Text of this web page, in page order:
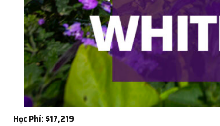
Học Phí: $17,219